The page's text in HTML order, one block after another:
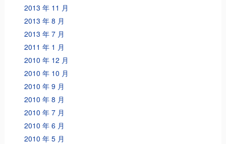
2013 年 11 月
2013 年 8 月
2013 年 7 月
2011 年 1 月
2010 年 12 月
2010 年 10 月
2010 年 9 月
2010 年 8 月
2010 年 7 月
2010 年 6 月
2010 年 5 月